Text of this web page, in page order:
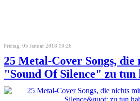
Freitag, 05 Januar 2018 10:26
25 Metal-Cover Songs, die
"Sound Of Silence" zu tun